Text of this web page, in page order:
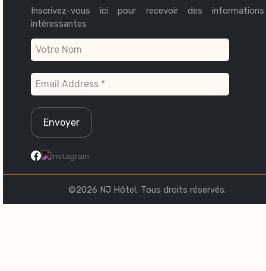
Inscrivez-vous ici pour recevoir des informations
intéressantes
©2026 NJ Hôtel, Tous droits réservés.